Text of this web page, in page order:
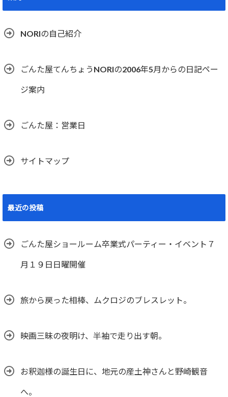
NORIの自己紹介
ごんた屋てんちょうNORIの2006年5月からの日記ペー
ジ案内
ごんた屋：営業日
サイトマップ
最近の投稿
ごんた屋ショールーム卒業式パーティー・イベント７
月１９日日曜開催
旅から戻った相棒、ムクロジのブレスレット。
映画三昧の夜明け、半袖で走り出す朝。
お釈迦様の誕生日に、地元の産土神さんと野崎観音
へ。